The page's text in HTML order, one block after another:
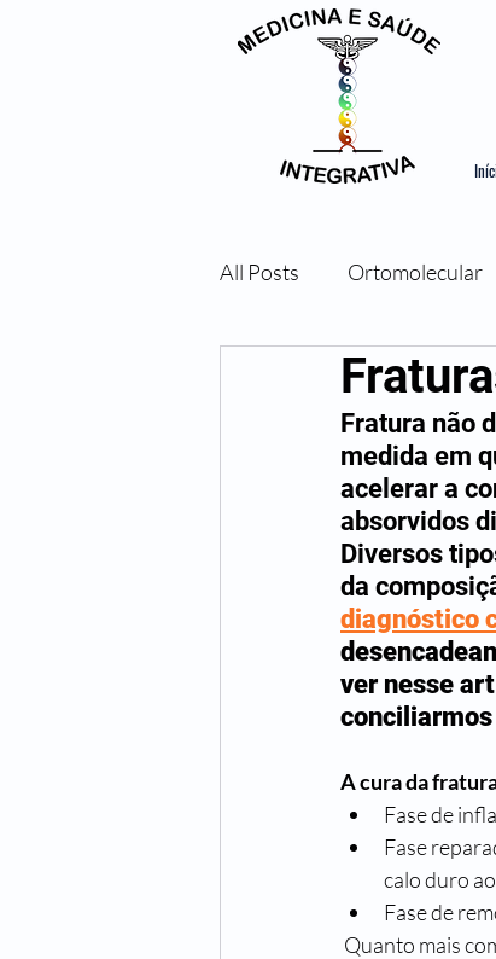
All Posts Ortomolecular
Ozonioterapia
Fratura não
medida em
acelerar a
absorvidos
Diversos
da
diagnóstico
ver nesse
conciliarmos
A cura da
Fase de
Fase
calo duro
Fase de
Quanto mais